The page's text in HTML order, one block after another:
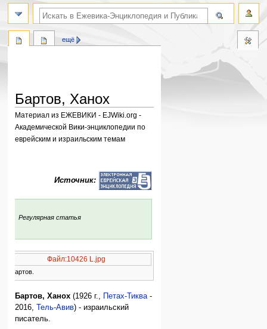
Бартов, Ханох
Материал из ЕЖЕВИКИ - EJWiki.org -
Академической Вики-энциклопедии по
еврейским и израильским темам
Источник:
Регулярная статья
Файл:10426 L.jpg
Х. Бартов.
Бартов, Ханох (1926 г., Петах-Тиква-
2016,
Тель-Авив) - израильский
писатель.
ещё
поиск по словам